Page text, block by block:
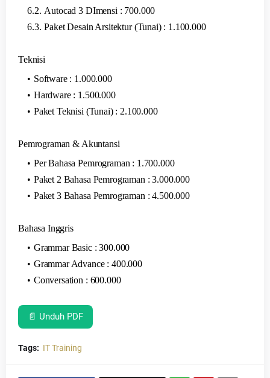
Autocad 3 DImensi : 700.000
Paket Desain Arsitektur (Tunai) : 1.100.000
Teknisi
Software : 1.000.000
Hardware : 1.500.000
Paket Teknisi (Tunai) : 2.100.000
Pemrograman & Akuntansi
Per Bahasa Pemrograman : 1.700.000
Paket 2 Bahasa Pemrograman : 3.000.000
Paket 3 Bahasa Pemrograman : 4.500.000
Bahasa Inggris
Grammar Basic : 300.000
Grammar Advance : 400.000
Conversation : 600.000
📄 Unduh PDF
Tags: IT Training